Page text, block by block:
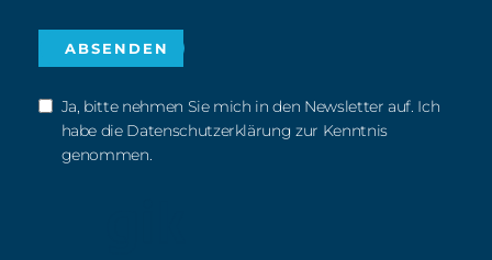
Ja, bitte nehmen Sie mich in den Newsletter auf. Ich
habe die Datenschutzerklärung zur Kenntnis
genommen.